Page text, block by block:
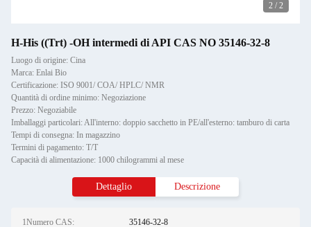
2 / 2
H-His ((Trt) -OH intermedi di API CAS NO 35146-32-8
Luogo di origine: Cina
Marca: Enlai Bio
Certificazione: ISO 9001/ COA/ HPLC/ NMR
Quantità di ordine minimo: Negoziazione
Prezzo: Negoziabile
Imballaggi particolari: All'interno: doppio sacchetto in PE/all'esterno: tamburo di carta
Tempi di consegna: In magazzino
Termini di pagamento: T/T
Capacità di alimentazione: 1000 chilogrammi al mese
Dettaglio Descrizione
1Numero CAS: 35146-32-8